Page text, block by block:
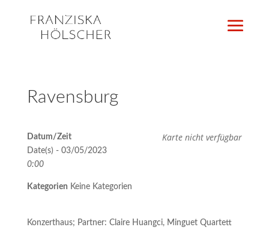
Ravensburg
Karte nicht verfügbar
Datum/Zeit
Date(s) - 03/05/2023
0:00
Kategorien Keine Kategorien
Konzerthaus; Partner: Claire Huangci, Minguet Quartett